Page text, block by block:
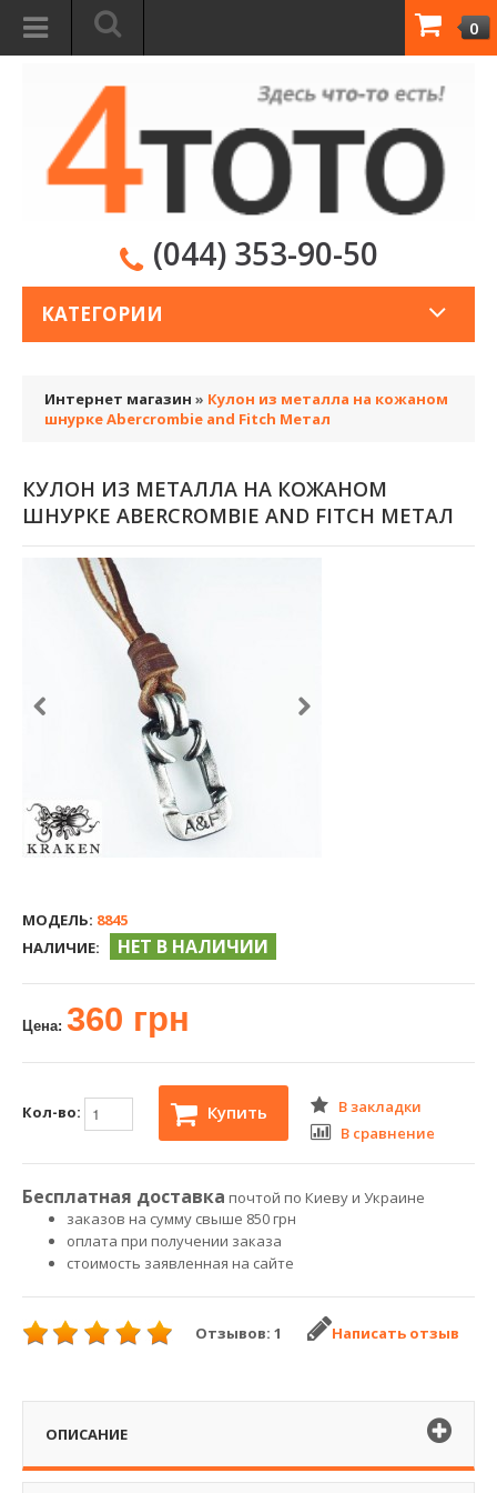
0
(044) 353-90-50
КАТЕГОРИИ
Интернет магазин » Кулон из металла на кожаном
шнурке Abercrombie and Fitch Метал
КУЛОН ИЗ МЕТАЛЛА НА КОЖАНОМ
ШНУРКЕ ABERCROMBIE AND FITCH МЕТАЛ
МОДЕЛЬ: 8845
НАЛИЧИЕ:
НЕТ В НАЛИЧИИ
Цена: 360 грн
Кол-во: Купить
В закладки
В сравнение
Бесплатная доставка почтой по Киеву и Украине
заказов на сумму свыше 850 грн
оплата при получении заказа
стоимость заявленная на сайте
Отзывов: 1 Написать отзыв
ОПИСАНИЕ